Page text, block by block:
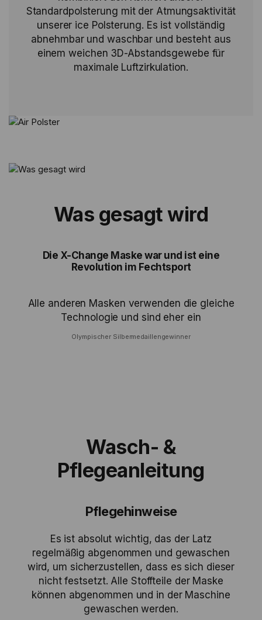
Standardpolsterung mit der Atmungsaktivität
unserer ice Polsterung. Es ist vollständig
abnehmbar und waschbar und besteht aus
einem weichen 3D-Abstandsgewebe für
maximale Luftzirkulation.
Was gesagt wird
Die X-Change Maske war und ist eine
Revolution im Fechtsport
Alle anderen Masken verwenden die gleiche
Technologie und sind eher ein
Olympischer Silbermedaillengewinner
Wasch- &
Pflegeanleitung
Pflegehinweise
Es ist absolut wichtig, das der Latz
regelmäßig abgenommen und gewaschen
wird, um sicherzustellen, dass es sich dieser
nicht festsetzt. Alle Stoffteile der Maske
können abgenommen und in der Maschine
gewaschen werden.